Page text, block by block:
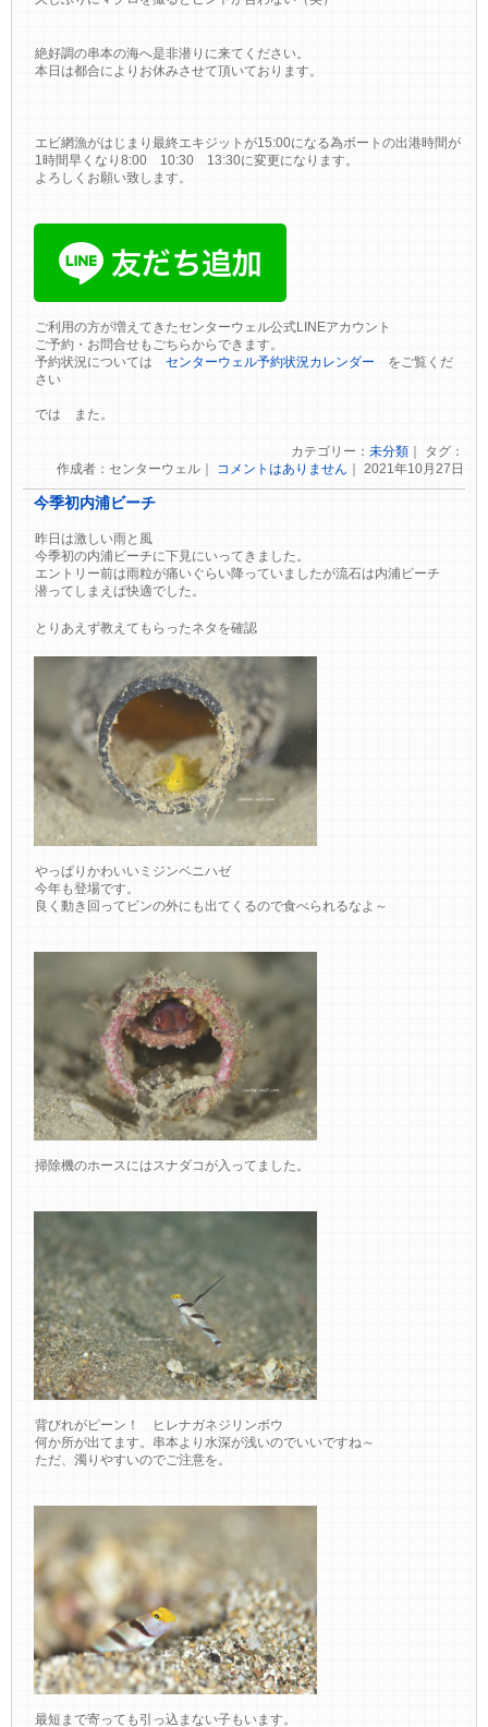
絶好調の串本の海へ是非潜りに来てください。
本日は都合によりお休みさせて頂いております。
エビ網漁がはじまり最終エキジットが15:00になる為ボートの出港時間が
1時間早くなり8:00 10:30 13:30に変更になります。
よろしくお願い致します。
ご利用の方が増えてきたセンターウェル公式LINEアカウント
ご予約・お問合せもごちらからできます。
予約状況についてはセンターウェル予約状況カレンダー をご覧くだ
さい
では また。
カテゴリー： 未分類｜ タグ：
作成者：センターウェル｜ コメントはありません ｜ 2021年10月27日
今季初内浦ビーチ
昨日は激しい雨と風
今季初の内浦ビーチに下見にいってきました。
エントリー前は雨粒が痛いぐらい降っていましたが流石は内浦ビーチ
潜ってしまえば快適でした。
とりあえず教えてもらったネタを確認
やっぱりかわいいミジンベニハゼ
今年も登場です。
良く動き回ってビンの外にも出てくるので食べられるなよ～
掃除機のホースにはスナダコが入ってました。
背びれがピーン！ ヒレナガネジリンボウ
何か所が出てます。串本より水深が浅いのでいいですね～
ただ、濁りやすいのでご注意を。
最短まで寄っても引っ込まない子もいます。